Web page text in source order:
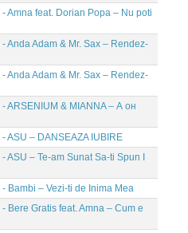
- Amna feat. Dorian Popa – Nu poti
- Anda Adam & Mr. Sax – Rendez-
- Anda Adam & Mr. Sax – Rendez-
- ARSENIUM & MIANNA – А он
- ASU – DANSEAZA IUBIRE
- ASU – Te-am Sunat Sa-ti Spun I
- Bambi – Vezi-ti de Inima Mea
- Bere Gratis feat. Amna – Cum e